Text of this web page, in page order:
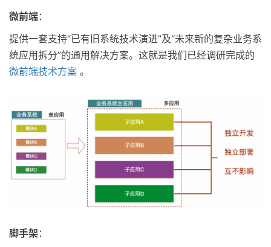
微前端：
提供一套支持“已有旧系统技术演进”及“未来新的复杂业务系
统应用拆分”的通用解决方案。这就是我们已经调研完成的
微前端技术方案 。
脚手架 ：